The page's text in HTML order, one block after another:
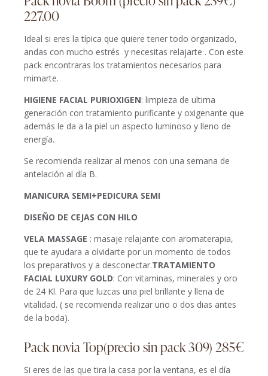
227.00
Ideal si eres la típica que quiere tener todo organizado,
andas con mucho estrés y necesitas relajarte . Con este
pack encontraras los tratamientos necesarios para
mimarte.
HIGIENE FACIAL PURIOXIGEN: limpieza de ultima
generación con tratamiento purificante y oxigenante que
además le da a la piel un aspecto luminoso y lleno de
energía.
Se recomienda realizar al menos con una semana de
antelación al día B.
MANICURA SEMI+PEDICURA SEMI
DISEÑO DE CEJAS CON HILO
VELA MASSAGE : masaje relajante con aromaterapia,
que te ayudara a olvidarte por un momento de todos
los preparativos y a desconectar.TRATAMIENTO
FACIAL LUXURY GOLD: Con vitaminas, minerales y oro
de 24 Kl. Para que luzcas una piel brillante y llena de
vitalidad. ( se recomienda realizar uno o dos dias antes
de la boda).
Pack novia Top(precio sin pack 309) 285€
Si eres de las que tira la casa por la ventana, es el día